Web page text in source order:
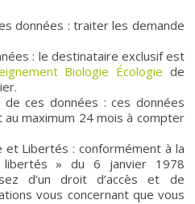
données : traiter les demande
: le destinataire exclusif est
Biologie Écologie de
ces données : ces données
maximum 24 mois à compter
Libertés : conformément à la
» du 6 janvier 1978
d’un droit d’accès et de
vous concernant que vous